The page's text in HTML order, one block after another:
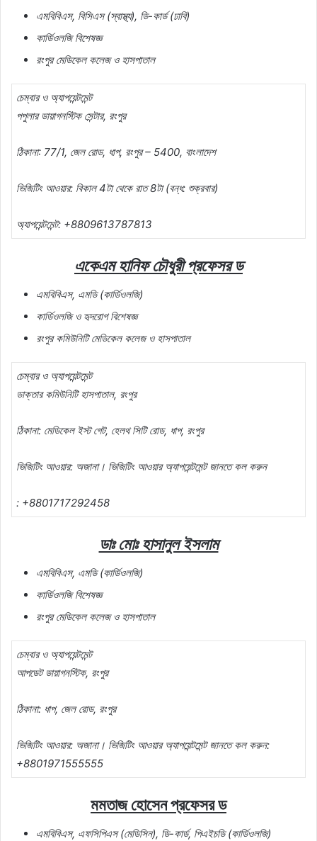
এমবিবিএস, বিসিএস (স্বাস্থ্য), ডি-কার্ড (ঢাবি)
কার্ডিওলজি বিশেষজ্ঞ
রংপুর মেডিকেল কলেজ ও হাসপাতাল
চেম্বার ও অ্যাপয়েন্টমেন্ট
পপুলার ডায়াগনস্টিক সেন্টার, রংপুর
ঠিকানা: 77/1, জেল রোড, ধাপ, রংপুর – 5400, বাংলাদেশ
ভিজিটিং আওয়ার: বিকাল 4টা থেকে রাত 8টা (বন্ধ: শুক্রবার)
অ্যাপয়েন্টমেন্ট: +8809613787813
একেএম হানিফ চৌধুরী প্রফেসর ড
এমবিবিএস, এমডি (কার্ডিওলজি)
কার্ডিওলজি ও হৃদরোগ বিশেষজ্ঞ
রংপুর কমিউনিটি মেডিকেল কলেজ ও হাসপাতাল
চেম্বার ও অ্যাপয়েন্টমেন্ট
ডাক্তার কমিউনিটি হাসপাতাল, রংপুর
ঠিকানা: মেডিকেল ইস্ট গেট, হেলথ সিটি রোড, ধাপ, রংপুর
ভিজিটিং আওয়ার: অজানা। ভিজিটিং আওয়ার অ্যাপয়েন্টমেন্ট জানতে কল করুন
: +8801717292458
ডাঃ মোঃ হাসানুল ইসলাম
এমবিবিএস, এমডি (কার্ডিওলজি)
কার্ডিওলজি বিশেষজ্ঞ
রংপুর মেডিকেল কলেজ ও হাসপাতাল
চেম্বার ও অ্যাপয়েন্টমেন্ট
আপডেট ডায়াগনস্টিক, রংপুর
ঠিকানা: ধাপ, জেল রোড, রংপুর
ভিজিটিং আওয়ার: অজানা। ভিজিটিং আওয়ার অ্যাপয়েন্টমেন্ট জানতে কল করুন:
+8801971555555
মমতাজ হোসেন প্রফেসর ড
এমবিবিএস, এফসিপিএস (মেডিসিন), ডি-কার্ড, পিএইচডি (কার্ডিওলজি)